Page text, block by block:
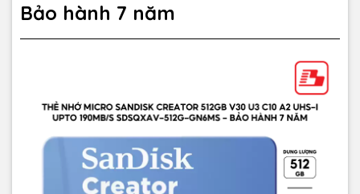
Bảo hành 7 năm
Nhu cầu sử dụng
flycam, camera hành trình...